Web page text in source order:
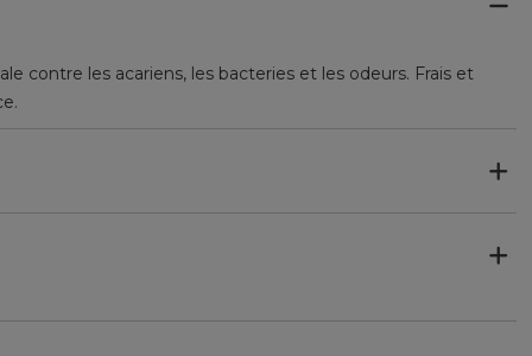
contre les acariens, les bacteries et les odeurs. Frais et